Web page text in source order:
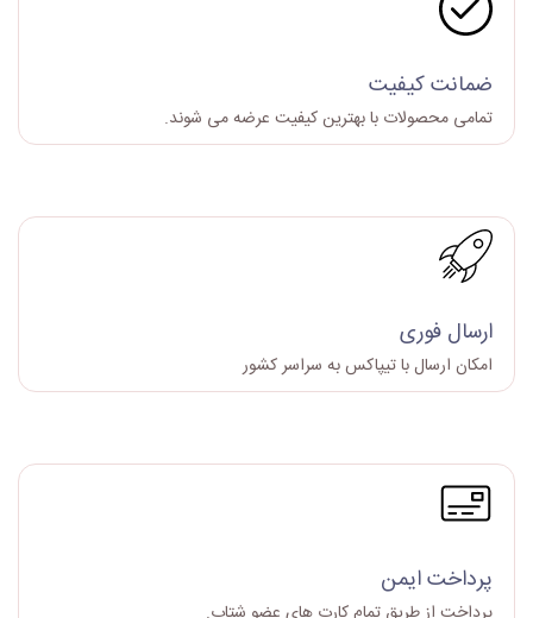
ضمانت کیفیت
تمامی محصولات با بهترین کیفیت عرضه می شوند.
ارسال فوری
امکان ارسال با تیپاکس به سراسر کشور
پرداخت ایمن